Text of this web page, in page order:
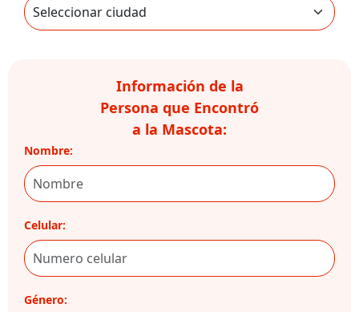
Información de la
Persona que Encontró
a la Mascota:
Nombre:
Celular:
Género: